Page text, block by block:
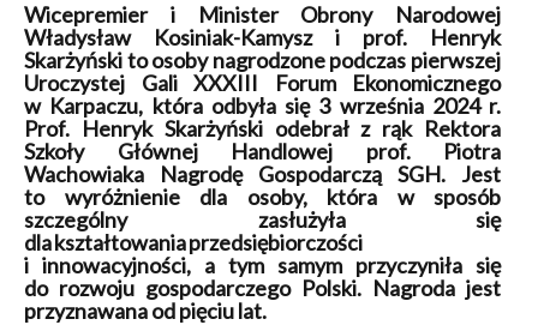
Wicepremier i Minister Obrony Narodowej
Władysław Kosiniak-Kamysz i prof. Henryk
Skarżyński to osoby nagrodzone podczas pierwszej
Uroczystej Gali XXXIII Forum Ekonomicznego
w Karpaczu, która odbyła się 3 września 2024 r.
Prof. Henryk Skarżyński odebrał z rąk Rektora
Szkoły Głównej Handlowej prof. Piotra
Wachowiaka Nagrodę Gospodarczą SGH. Jest
to wyróżnienie dla osoby, która w sposób
szczególny zasłużyła się
dla kształtowania przedsiębiorczości
i innowacyjności, a tym samym przyczyniła się
do rozwoju gospodarczego Polski. Nagroda jest
przyznawana od pięciu lat.